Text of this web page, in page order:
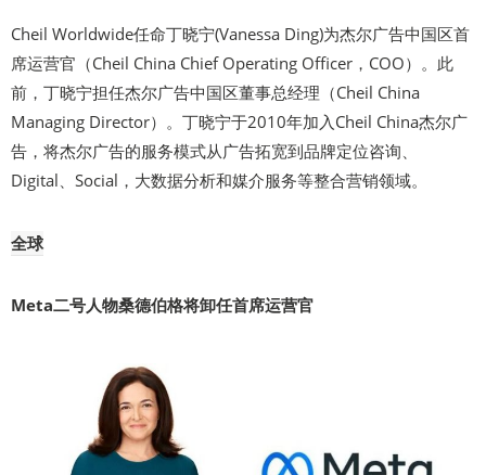
Cheil Worldwide任命丁晓宁(Vanessa Ding)为杰尔广告中国区首
席运营官（Cheil China Chief Operating Officer，COO）。此
前，丁晓宁担任杰尔广告中国区董事总经理（Cheil China
Managing Director）。丁晓宁于2010年加入Cheil China杰尔广
告，将杰尔广告的服务模式从广告拓宽到品牌定位咨询、
Digital、Social，大数据分析和媒介服务等整合营销领域。
全球
Meta二号人物桑德伯格将卸任首席运营官